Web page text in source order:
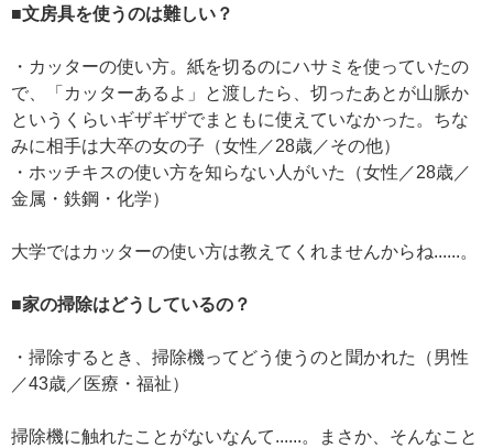
■文房具を使うのは難しい？
・カッターの使い方。紙を切るのにハサミを使っていたの
で、「カッターあるよ」と渡したら、切ったあとが山脈か
というくらいギザギザでまともに使えていなかった。ちな
みに相手は大卒の女の子（女性／28歳／その他）
・ホッチキスの使い方を知らない人がいた（女性／28歳／
金属・鉄鋼・化学）
大学ではカッターの使い方は教えてくれませんからね......。
■家の掃除はどうしているの？
・掃除するとき、掃除機ってどう使うのと聞かれた（男性
／43歳／医療・福祉）
掃除機に触れたことがないなんて......。まさか、そんなこと